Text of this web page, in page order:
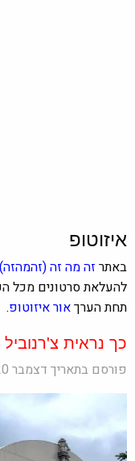
איזוטופ
באתרזה מה זה(זהמהזה)
להעלאת סרטונים מכל
תחת הערךאור איזוטופ.
כך נראית צ'רנוביל
פורסם בתאריך דצמבר 20, 2019 ע"י